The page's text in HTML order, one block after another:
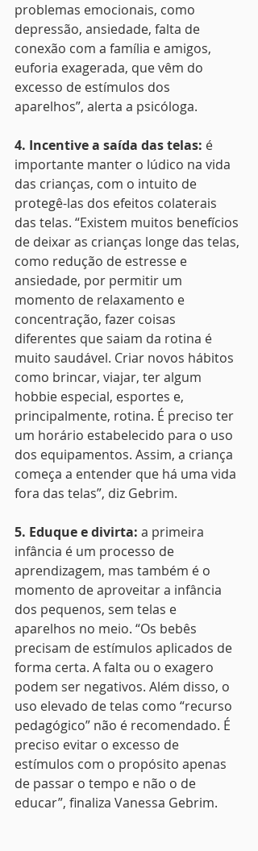
problemas emocionais, como
depressão, ansiedade, falta de
conexão com a família e amigos,
euforia exagerada, que vêm do
excesso de estímulos dos
aparelhos”, alerta a psicóloga.
4. Incentive a saída das telas: é
importante manter o lúdico na vida
das crianças, com o intuito de
protegê-las dos efeitos colaterais
das telas. “Existem muitos benefícios
de deixar as crianças longe das telas,
como redução de estresse e
ansiedade, por permitir um
momento de relaxamento e
concentração, fazer coisas
diferentes que saiam da rotina é
muito saudável. Criar novos hábitos
como brincar, viajar, ter algum
hobbie especial, esportes e,
principalmente, rotina. É preciso ter
um horário estabelecido para o uso
dos equipamentos. Assim, a criança
começa a entender que há uma vida
fora das telas”, diz Gebrim.
5. Eduque e divirta: a primeira
infância é um processo de
aprendizagem, mas também é o
momento de aproveitar a infância
dos pequenos, sem telas e
aparelhos no meio. “Os bebês
precisam de estímulos aplicados de
forma certa. A falta ou o exagero
podem ser negativos. Além disso, o
uso elevado de telas como “recurso
pedagógico” não é recomendado. É
preciso evitar o excesso de
estímulos com o propósito apenas
de passar o tempo e não o de
educar”, finaliza Vanessa Gebrim.